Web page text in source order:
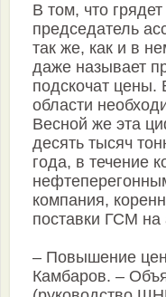
В том, что
председатель
так же, как и в
даже называет
подскочат цены.
области
Весной же эта
десять тысяч
года, в течение
компания,
поставки ГСМ на
– Повышение
Камбаров. –